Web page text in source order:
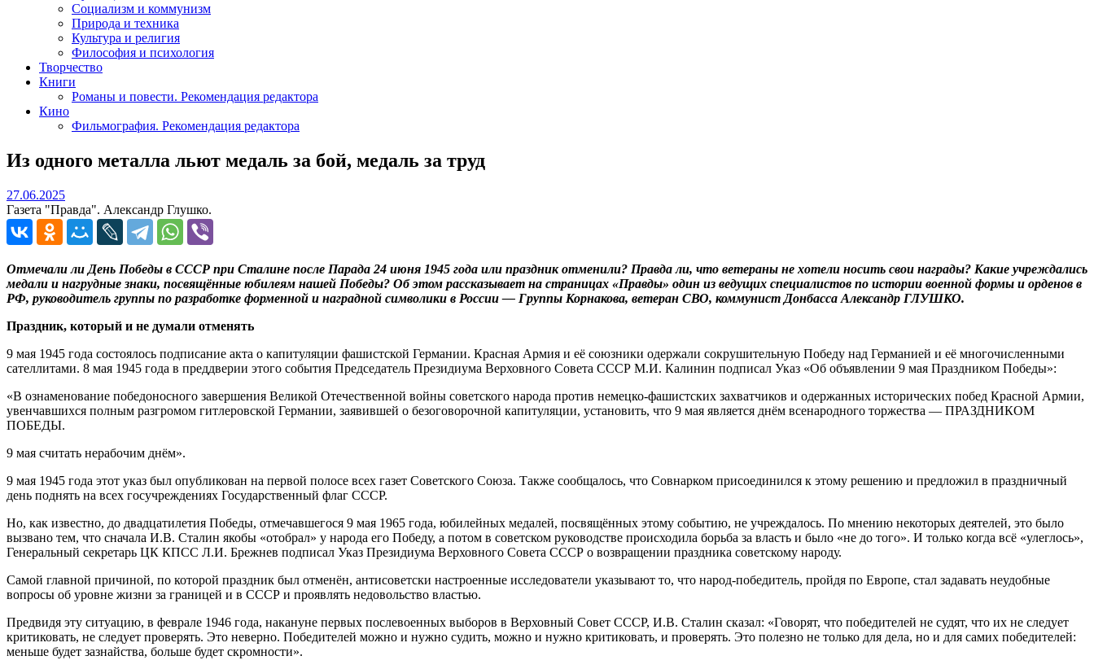
Социализм и коммунизм
Природа и техника
Культура и религия
Философия и психология
Творчество
Книги
Романы и повести. Рекомендация редактора
Кино
Фильмография. Рекомендация редактора
Из одного металла льют медаль за бой, медаль за труд
27.06.202527.06.2025
Газета "Правда". Александр Глушко.
Отмечали ли День Победы в СССР при Сталине после Парада 24 июня 1945 года или праздник отменили? Правда ли, что ветераны не хотели носить свои награды? Какие учреждались
медали и нагрудные знаки, посвящённые юбилеям нашей Победы? Об этом рассказывает на страницах «Правды» один из ведущих специалистов по истории военной формы и орденов в
РФ, руководитель группы по разработке форменной и наградной символики в России — Группы Корнакова, ветеран СВО, коммунист Донбасса Александр ГЛУШКО.
Праздник, который и не думали отменять
9 мая 1945 года состоялось подписание акта о капитуляции фашистской Германии. Красная Армия и её союзники одержали сокрушительную Победу над Германией и её многочисленными
сателлитами. 8 мая 1945 года в преддверии этого события Председатель Президиума Верховного Совета СССР М.И. Калинин подписал Указ «Об объявлении 9 мая Праздником Победы»:
«В ознаменование победоносного завершения Великой Отечественной войны советского народа против немецко-фашистских захватчиков и одержанных исторических побед Красной Армии,
увенчавшихся полным разгромом гитлеровской Германии, заявившей о безоговорочной капитуляции, установить, что 9 мая является днём всенародного торжества — ПРАЗДНИКОМ
ПОБЕДЫ.
9 мая считать нерабочим днём».
9 мая 1945 года этот указ был опубликован на первой полосе всех газет Советского Союза. Также сообщалось, что Совнарком присоединился к этому решению и предложил в праздничный
день поднять на всех госучреждениях Государственный флаг СССР.
Но, как известно, до двадцатилетия Победы, отмечавшегося 9 мая 1965 года, юбилейных медалей, посвящённых этому событию, не учреждалось. По мнению некоторых деятелей, это было
вызвано тем, что сначала И.В. Сталин якобы «отобрал» у народа его Победу, а потом в советском руководстве происходила борьба за власть и было «не до того». И только когда всё «улеглось»,
Генеральный секретарь ЦК КПСС Л.И. Брежнев подписал Указ Президиума Верховного Совета СССР о возвращении праздника советскому народу.
Самой главной причиной, по которой праздник был отменён, антисоветски настроенные исследователи указывают то, что народ-победитель, пройдя по Европе, стал задавать неудобные
вопросы об уровне жизни за границей и в СССР и проявлять недовольство властью.
Предвидя эту ситуацию, в феврале 1946 года, накануне первых послевоенных выборов в Верховный Совет СССР, И.В. Сталин сказал: «Говорят, что победителей не судят, что их не следует
критиковать, не следует проверять. Это неверно. Победителей можно и нужно судить, можно и нужно критиковать, и проверять. Это полезно не только для дела, но и для самих победителей:
меньше будет зазнайства, больше будет скромности».